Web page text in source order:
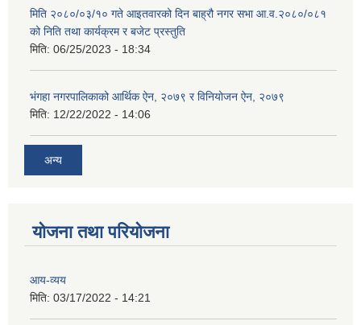
मिति २०८०/०३/१० गते आइतवारको दिन बाह्रौ नगर सभा आ.व.२०८०/०८१
को निति तथा कार्यक्रम र बजेट प्रस्तुति
मिति: 06/25/2023 - 18:34
भंगहा नगरपालिकाको आर्थिक ऐन, २०७९ र विनियोजन ऐन, २०७९
मिति: 12/22/2022 - 14:06
अन्य
योजना तथा परियोजना
आय-व्यय
मिति: 03/17/2022 - 14:21